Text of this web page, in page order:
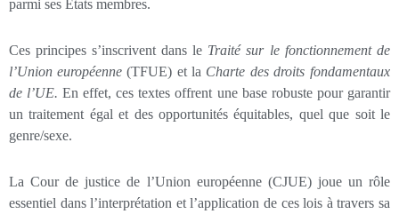
parmi ses États membres.
Ces principes s’inscrivent dans le Traité sur le fonctionnement de
l’Union européenne (TFUE) et la Charte des droits fondamentaux
de l’UE. En effet, ces textes offrent une base robuste pour garantir
un traitement égal et des opportunités équitables, quel que soit le
genre/sexe.
La Cour de justice de l’Union européenne (CJUE) joue un rôle
essentiel dans l’interprétation et l’application de ces lois à travers sa